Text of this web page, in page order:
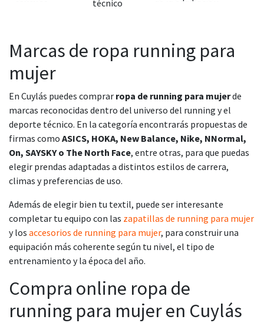
técnico
Marcas de ropa running para
mujer
En Cuylás puedes comprar ropa de running para mujerde
marcas reconocidas dentro del universo del running y el
deporte técnico. En la categoría encontrarás propuestas de
firmas como ASICS, HOKA, New Balance, Nike, NNormal,
On, SAYSKY o The North Face, entre otras, para que puedas
elegir prendas adaptadas a distintos estilos de carrera,
climas y preferencias de uso.
Además de elegir bien tu textil, puede ser interesante
completar tu equipo con las zapatillas de running para mujer
y los accesorios de running para mujer, para construir una
equipación más coherente según tu nivel, el tipo de
entrenamiento y la época del año.
Compra online ropa de
running para mujer en Cuylás